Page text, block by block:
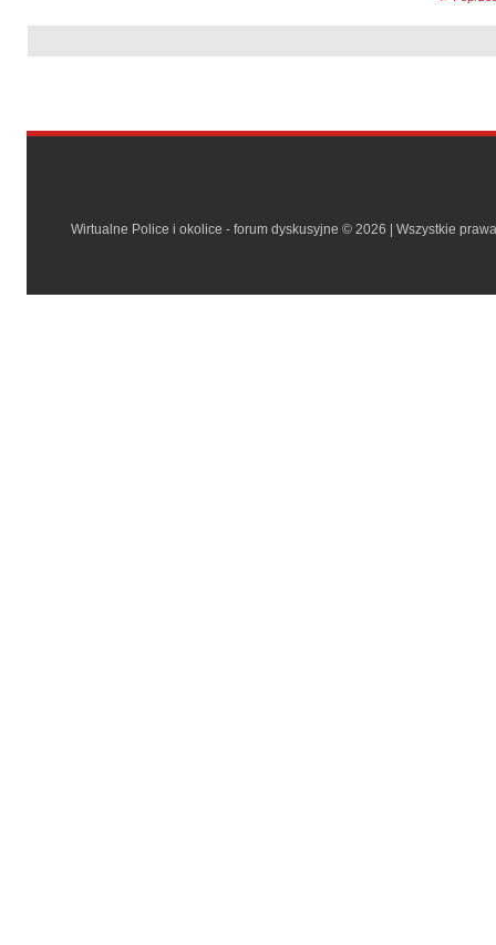
Wirtualne Police i okolice - forum dyskusyjne © 2026 | Wszystkie